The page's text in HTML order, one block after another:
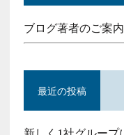
ブログ著者のご案内
最近の投稿